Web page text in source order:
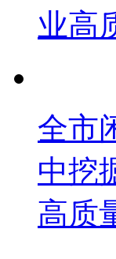
业高
全市
中挖
高质